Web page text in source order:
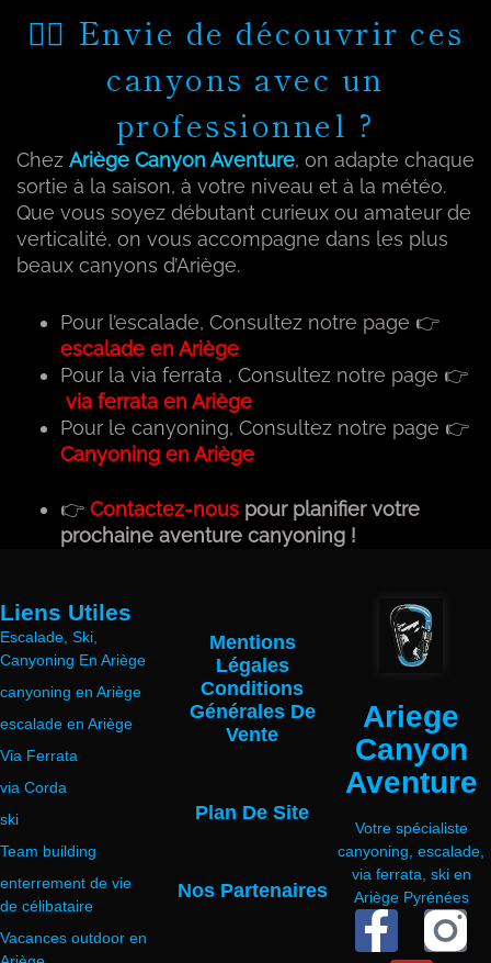
🧗‍♂️ Envie de découvrir ces
canyons avec un
professionnel ?
Chez Ariège Canyon Aventure, on adapte chaque
sortie à la saison, à votre niveau et à la météo.
Que vous soyez débutant curieux ou amateur de
verticalité, on vous accompagne dans les plus
beaux canyons d’Ariège.
Pour l’escalade, Consultez notre page 👉
escalade en Ariège
Pour la via ferrata , Consultez notre page 👉
via ferrata en Ariège
Pour le canyoning, Consultez notre page 👉
Canyoning en Ariège
👉 Contactez-nous pour planifier votre
prochaine aventure canyoning !
Ariege
Canyon
Aventure
Votre spécialiste
canyoning, escalade,
via ferrata, ski en
Ariège Pyrénées
Liens Utiles
Escalade, Ski,
Canyoning En Ariège
canyoning en Ariège
escalade en Ariège
Via Ferrata
via Corda
ski
Team building
enterrement de vie
de célibataire
Vacances outdoor en
Mentions
Légales
Conditions
Générales De
Vente
Plan De Site
Nos Partenaires